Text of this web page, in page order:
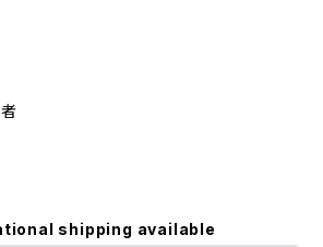
shipping available